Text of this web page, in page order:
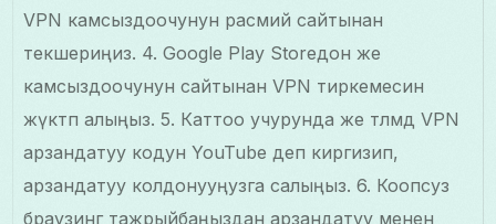
VPN камсыздоочунун расмий сайтынан
текшериңиз. 4. Google Play Storeдон же
камсыздоочунун сайтынан VPN тиркемесин
жүктөп алыңыз. 5. Каттоо учурунда же төлөмдө VPN
арзандатуу кодун YouTube деп киргизип,
арзандатуу колдонууңузга салыңыз. 6. Коопсуз
браузинг тажрыйбаңыздан арзандатуу менен